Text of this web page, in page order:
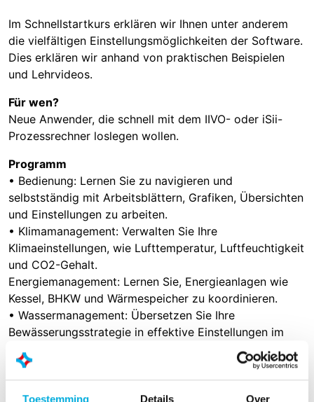
Toestemming Details Over
Im Schnellstartkurs erklären wir Ihnen unter anderem
die vielfältigen Einstellungsmöglichkeiten der Software.
Dies erklären wir anhand von praktischen Beispielen
und Lehrvideos.
Für wen?
Neue Anwender, die schnell mit dem IIVO- oder iSii-
Prozessrechner loslegen wollen.
Programm
• Bedienung: Lernen Sie zu navigieren und
selbstständig mit Arbeitsblättern, Grafiken, Übersichten
und Einstellungen zu arbeiten.
• Klimamanagement: Verwalten Sie Ihre
Klimaeinstellungen, wie Lufttemperatur, Luftfeuchtigkeit
und CO2-Gehalt.
Energiemanagement: Lernen Sie, Energieanlagen wie
Kessel, BHKW und Wärmespeicher zu koordinieren.
• Wassermanagement: Übersetzen Sie Ihre
Bewässerungsstrategie in effektive Einstellungen im
Prozesscomputer.
Warum ein Online-Kurs?
• Keine Reisezeit